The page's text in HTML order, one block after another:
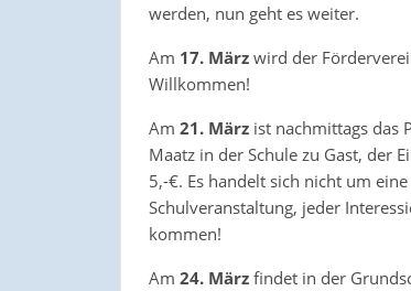
werden, nun geht es weiter.
Am 17. Märzwird der
Willkommen!
Am 21. Märzist nachmittags das
Maatz in der Schule zu Gast, der
5,-€. Es handelt sich nicht um eine
Schulveranstaltung, jeder
kommen!
Am 24. Märzfindet in der